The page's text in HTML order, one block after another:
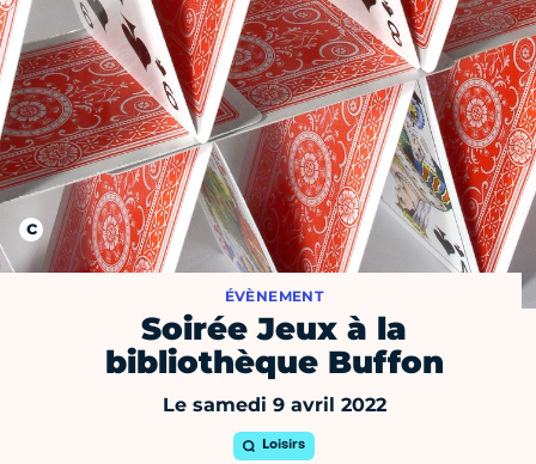
ÉVÈNEMENT
Soirée Jeux à la
bibliothèque Buffon
Le samedi 9 avril 2022
Loisirs